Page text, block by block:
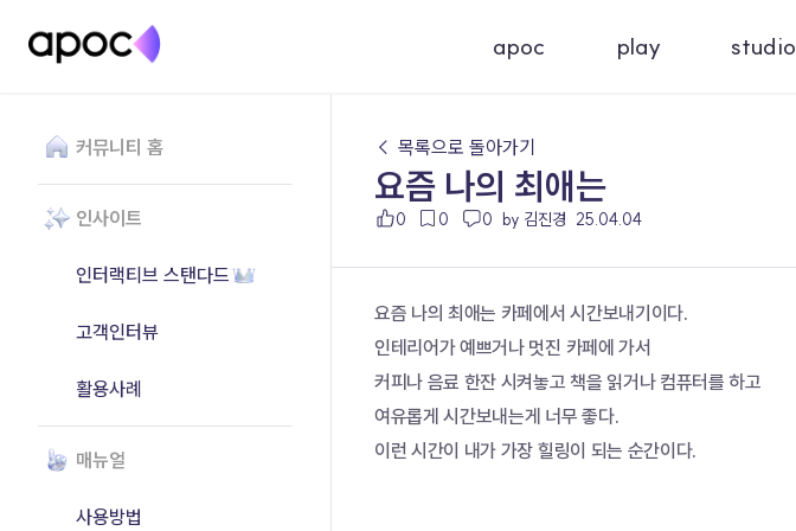
apoc play studio
커뮤니티 홈
인사이트
인터랙티브 스탠다드
고객인터뷰
활용사례
매뉴얼
사용방법
← 목록으로 돌아가기
요즘 나의 최애는
0 0 0 by 김진경 25.04.04
요즘 나의 최애는 카페에서 시간보내기이다.
인테리어가 예쁘거나 멋진 카페에 가서
커피나 음료 한잔 시켜놓고 책을 읽거나 컴퓨터를 하고
여유롭게 시간보내는게 너무 좋다.
이런 시간이 내가 가장 힐링이 되는 순간이다.